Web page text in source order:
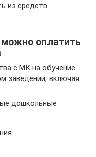
из средств
можно оплатить
с МК на обучение
заведении, включая:
дошкольные